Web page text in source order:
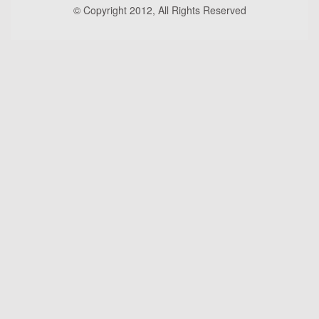
© Copyright 2012, All Rights Reserved